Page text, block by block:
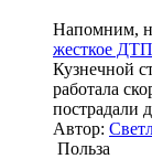
Напомним,
жесткое
Кузнечной
работала
пострадали
Автор:
Польза